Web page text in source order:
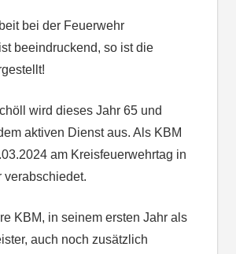
bei der Feuerwehr
beeindruckend, so ist die
wird dieses Jahr 65 und
aktiven Dienst aus. Als KBM
am Kreisfeuerwehrtag in
verabschiedet.
KBM, in seinem ersten Jahr als
auch noch zusätzlich